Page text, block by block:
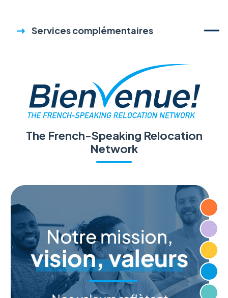
Services complémentaires
The French-Speaking Relocation
Network